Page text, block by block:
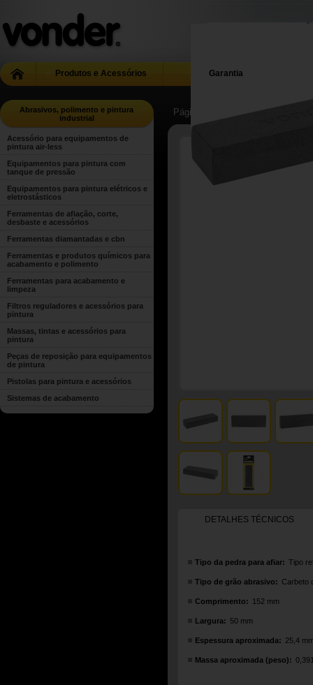
Produtos e Acessórios Garantia
Abrasivos, polimento e pintura
industrial
Acessório para equipamentos de
pintura air-less
Equipamentos para pintura com
tanque de pressão
Equipamentos para pintura elétricos e
eletrostásticos
Ferramentas de afiação, corte,
desbaste e acessórios
Ferramentas diamantadas e cbn
Ferramentas e produtos químicos para
acabamento e polimento
Ferramentas para acabamento e
limpeza
Filtros reguladores e acessórios para
pintura
Massas, tintas e acessórios para
pintura
Peças de reposição para equipamentos
de pintura
Pistolas para pintura e acessórios
Sistemas de acabamento
Página Inicial | ... | Abrasivos,
DETALHES TÉCNICOS
Tipo da pedra para afiar: Tipo
Tipo de grão abrasivo: Carbeto
Comprimento: 152 mm
Largura: 50 mm
Espessura aproximada: 25,4
Massa aproximada (peso):